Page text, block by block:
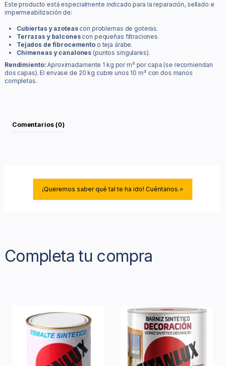
Este producto está especialmente indicado para la reparación, sellado e
impermeabilización de:
Cubiertas y azoteascon problemas de goteras.
Terrazas y balconescon pequeñas filtraciones.
Tejados de fibrocementoo teja árabe.
Chimeneas y canalones (puntos singulares).
Rendimiento: Aproximadamente 1 kg por m² por capa (se recomiendan
dos capas). El envase de 20 kg cubre unos 10 m² con dos manos
completas.
Comentarios (0)
¡Queremos saber qué tal te ha ido! Cuéntanos.⭐
Completa tu compra